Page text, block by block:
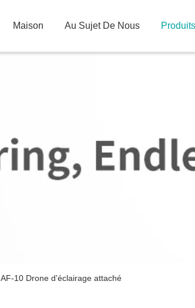
Maison Au Sujet De Nous Produits
AF-10 Drone d'éclairage attaché